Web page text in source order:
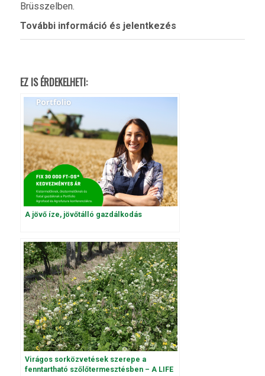
Brüsszelben.
További információ és jelentkezés
EZ IS ÉRDEKELHETI:
A jövő íze, jövőtálló gazdálkodás
Virágos sorközvetések szerepe a
fenntartható szőlőtermesztésben – A LIFE